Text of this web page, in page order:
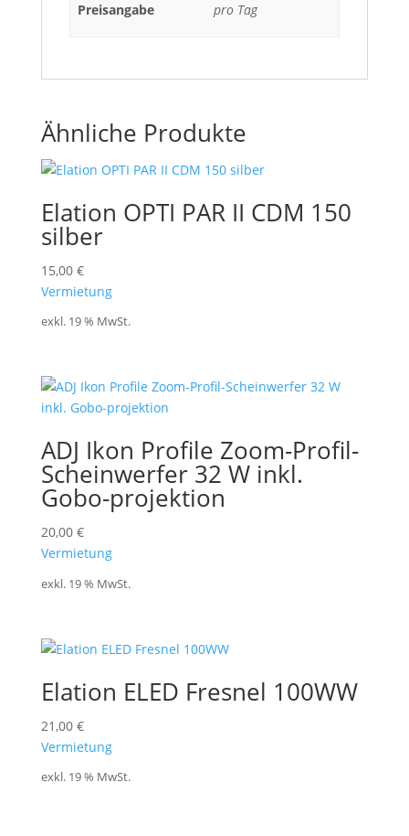
Preisangabe pro Tag
Ähnliche Produkte
Elation OPTI PAR II CDM 150
silber
15,00 €
Vermietung
exkl. 19 % MwSt.
ADJ Ikon Profile Zoom-Profil-
Scheinwerfer 32 W inkl.
Gobo-projektion
20,00 €
Vermietung
exkl. 19 % MwSt.
Elation ELED Fresnel 100WW
21,00 €
Vermietung
exkl. 19 % MwSt.